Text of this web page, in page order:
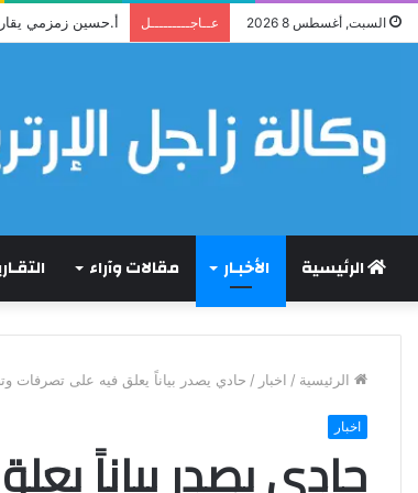
السبت, أغسطس 8 2026 عــاجـــــــــل أ.حسين زمزمي
الرئيسية الأخبـار مقالات وآراء
الرئيسية / اخبار / حادي يصدر بياناً يعلق فيه على تصرفات
اخبار
حادي يصدر بياناً